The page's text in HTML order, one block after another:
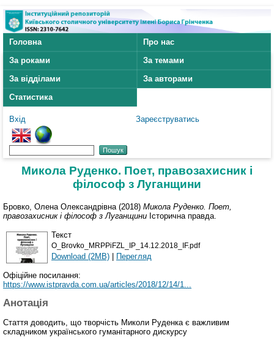
Головна
Про нас
За роками
За темами
За відділами
За авторами
Статистика
Вхід Зареєструватись
Микола Руденко. Поет, правозахисник і
філософ з Луганщини
Бровко, Олена Олександрівна (2018) Микола Руденко. Поет,
правозахисник і філософ з Луганщини Історична правда.
Текст
O_Brovko_MRPPiFZL_IP_14.12.2018_IF.pdf
Download (2MB) | Перегляд
Офіційне посилання:
https://www.istpravda.com.ua/articles/2018/12/14/1...
Анотація
Стаття доводить, що творчість Миколи Руденка є важливим
складником українського гуманітарного дискурсу